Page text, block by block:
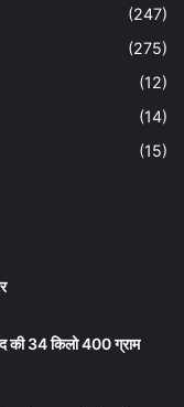
(247)
(275)
(12)
(14)
(15)
की 34 किलो 400 ग्राम